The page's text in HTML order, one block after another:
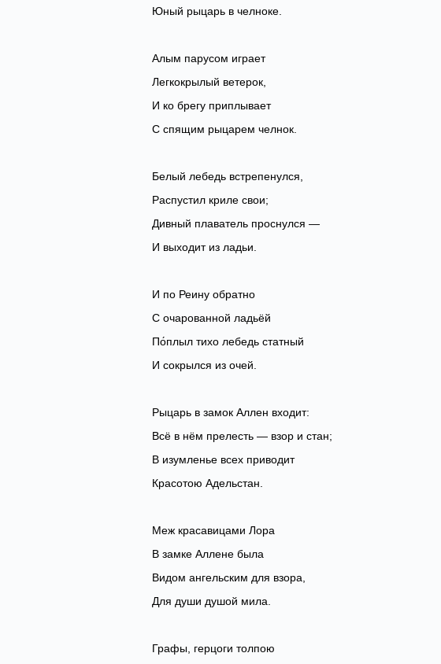
‎Юный рыцарь в челноке.
Алым парусом играет
‎Легкокрылый ветерок,
И ко брегу приплывает
‎С спящим рыцарем челнок.
Белый лебедь встрепенулся,
‎‎Распустил криле свои;
Дивный плаватель проснулся —
‎И выходит из ладьи.
И по Реину обратно
‎С очарованной ладьёй
По́плыл тихо лебедь статный
‎И сокрылся из очей.
Рыцарь в замок Аллен входит:
‎Всё в нём прелесть — взор и стан;
В изумленье всех приводит
‎Красотою Адельстан.
Меж красавицами Лора
‎В замке Аллене была
Видом ангельским для взора,
‎Для души душой мила.
Графы, герцоги толпою